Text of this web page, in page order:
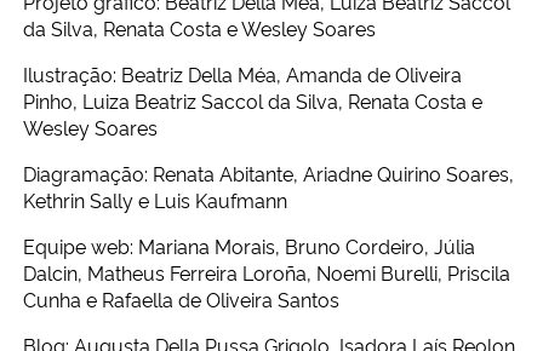
da Silva, Renata Costa e Wesley Soares
Ilustração: Beatriz Della Méa, Amanda de Oliveira
Pinho, Luiza Beatriz Saccol da Silva, Renata Costa e
Wesley Soares
Diagramação: Renata Abitante, Ariadne Quirino Soares,
Kethrin Sally e Luis Kaufmann
Equipe web: Mariana Morais, Bruno Cordeiro, Júlia
Dalcin, Matheus Ferreira Loroña, Noemi Burelli, Priscila
Cunha e Rafaella de Oliveira Santos
Blog: Augusta Della Pussa Grigolo, Isadora Laís Reolon